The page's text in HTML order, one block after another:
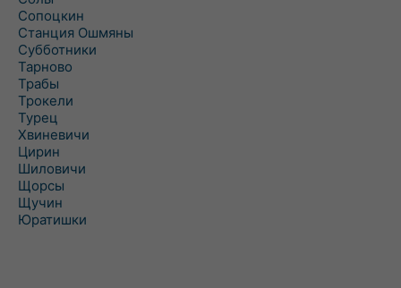
Сопоцкин
Станция Ошмяны
Субботники
Тарново
Трабы
Трокели
Турец
Хвиневичи
Цирин
Шиловичи
Щорсы
Щучин
Юратишки